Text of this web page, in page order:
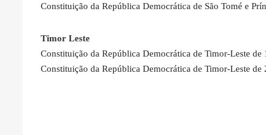
Constituição da República Democrática de São Tomé e
Timor Leste
Constituição da República Democrática de Timor-Leste de
Constituição da República Democrática de Timor-Leste de